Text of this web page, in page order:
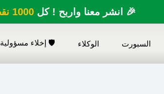
🎉 انشر معنا واربح ! كل1000 نقطة
السبورت الوكلاء 🛡️ إخلاء مسؤولية